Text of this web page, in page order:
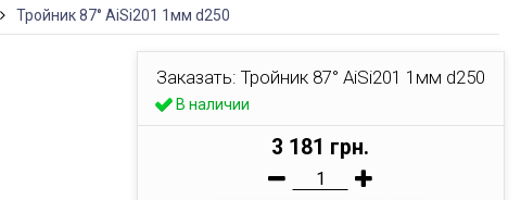
Тройник 87° AiSi201 1мм d250
Заказать: Тройник 87° AiSi201 1мм d250
В наличии
3 181 грн.